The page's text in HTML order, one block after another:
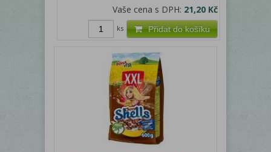
Vaše cena s DPH: 21,20 Kč
Přidat do košíku
ks